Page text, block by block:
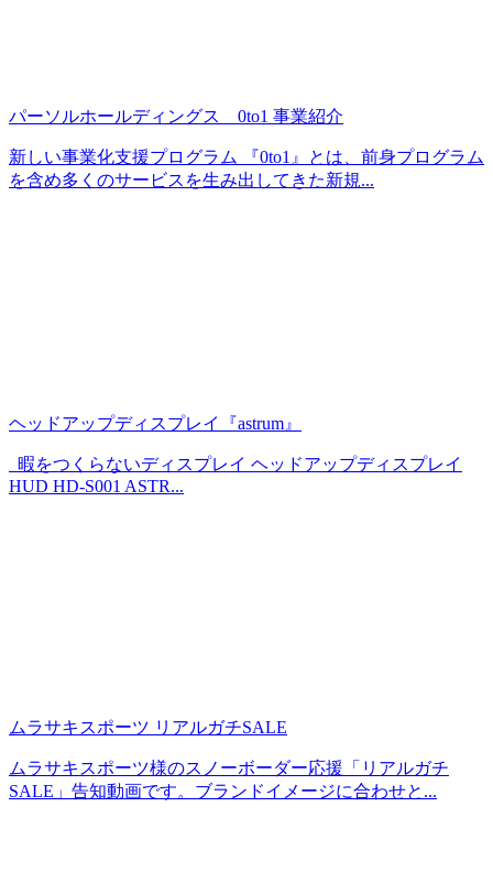
パーソルホールディングス 0to1 事業紹介
新しい事業化支援プログラム 『0to1』とは、前身プログラム
を含め多くのサービスを生み出してきた新規...
ヘッドアップディスプレイ『astrum』
暇をつくらないディスプレイ ヘッドアップディスプレイ
HUD HD-S001 ASTR...
ムラサキスポーツ リアルガチSALE
ムラサキスポーツ様のスノーボーダー応援「リアルガチ
SALE」告知動画です。ブランドイメージに合わせと...